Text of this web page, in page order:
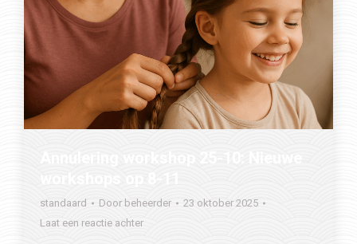
standaard Door beheerder
23 oktober 2025
Laat een reactie achter